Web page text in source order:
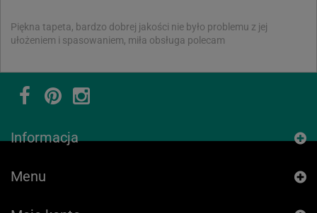
Piękna tapeta, bardzo dobrej jakości nie było problemu z jej
ułożeniem i spasowaniem, miła obsługa polecam
Informacja
Menu